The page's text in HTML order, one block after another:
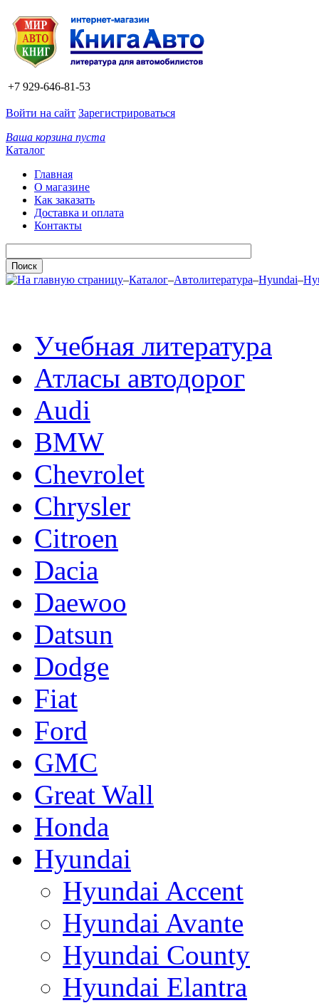
+7 929-646-81-53
Войти на сайт Зарегистрироваться
Ваша корзина пуста
Каталог
Главная
О магазине
Как заказать
Доставка и оплата
Контакты
–Каталог–Автолитература–Hyundai–
Учебная литература
Атласы автодорог
Audi
BMW
Chevrolet
Chrysler
Citroen
Dacia
Daewoo
Datsun
Dodge
Fiat
Ford
GMC
Great Wall
Honda
Hyundai
Hyundai Accent
Hyundai Avante
Hyundai County
Hyundai Elantra